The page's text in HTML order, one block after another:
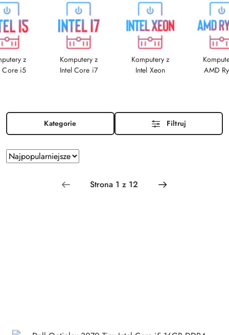
z
Core i5
Komputery z
Intel Core i7
Komputery z
Intel Xeon
AMD
Kategorie Filtruj
Zastosowano
sortowanie:
Najpopularniejsze.
Sortuj
według